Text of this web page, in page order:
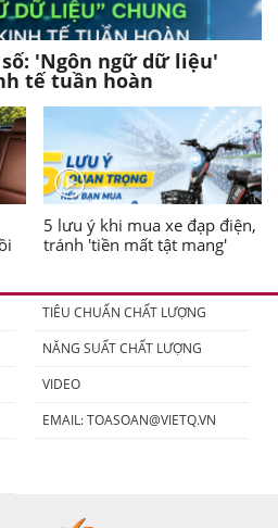
'Ngôn ngữ dữ liệu'
tế tuần hoàn
5 lưu ý khi mua xe đạp điện,
tránh 'tiền mất tật mang'
TIÊU CHUẨN CHẤT LƯỢNG
NĂNG SUẤT CHẤT LƯỢNG
VIDEO
EMAIL:TOASOAN@VIETQ.VN